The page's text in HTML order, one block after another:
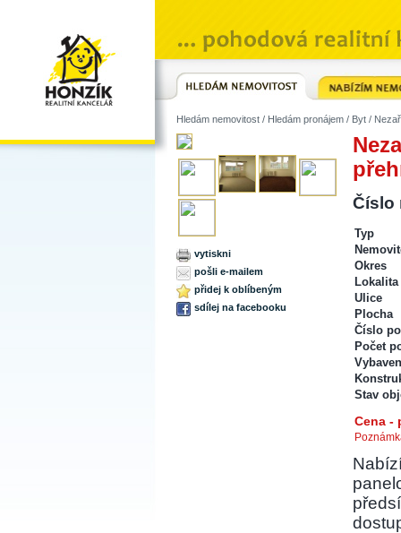
Hledám nemovitost / Hledám pronájem / Byt /
vytiskni
pošli e-mailem
přidej k oblíbeným
sdílej na facebooku
Číslo
Typ
Okres
Lokalita
Ulice
Plocha
Číslo
Počet
Stav
Cena -